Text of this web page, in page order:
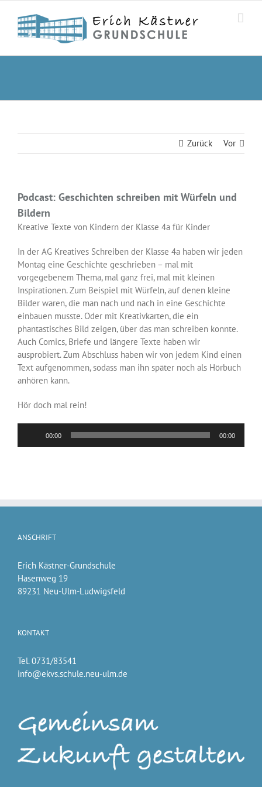
Inhalt
springen
Zurück Vor
Podcast: Geschichten schreiben mit Würfeln und
Bildern
Kreative Texte von Kindern der Klasse 4a für Kinder
In der AG Kreatives Schreiben der Klasse 4a haben wir jeden
Montag eine Geschichte geschrieben – mal mit
vorgegebenem Thema, mal ganz frei, mal mit kleinen
Inspirationen. Zum Beispiel mit Würfeln, auf denen kleine
Bilder waren, die man nach und nach in eine Geschichte
einbauen musste. Oder mit Kreativkarten, die ein
phantastisches Bild zeigen, über das man schreiben konnte.
Auch Comics, Briefe und längere Texte haben wir
ausprobiert. Zum Abschluss haben wir von jedem Kind einen
Text aufgenommen, sodass man ihn später noch als Hörbuch
anhören kann.
Hör doch mal rein!
00:00 00:00
ANSCHRIFT
Erich Kästner-Grundschule
Hasenweg 19
89231 Neu-Ulm-Ludwigsfeld
KONTAKT
Tel. 0731/83541
info@ekvs.schule.neu-ulm.de